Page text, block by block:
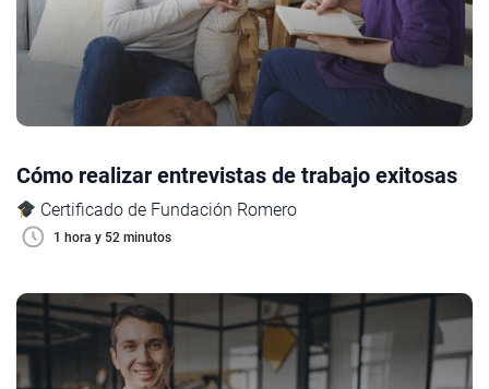
Cómo realizar entrevistas de trabajo exitosas
Certificado de Fundación Romero
1 hora y 52 minutos